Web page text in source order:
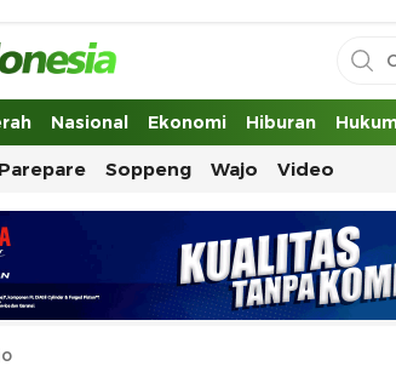
Indonesia Secara Utuh
Nasional Ekonomi Hiburan
Parepare Soppeng Wajo Video